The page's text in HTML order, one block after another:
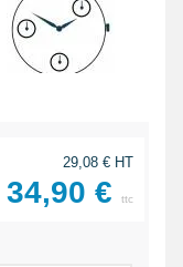
29,08 € HT
34,90 € ttc